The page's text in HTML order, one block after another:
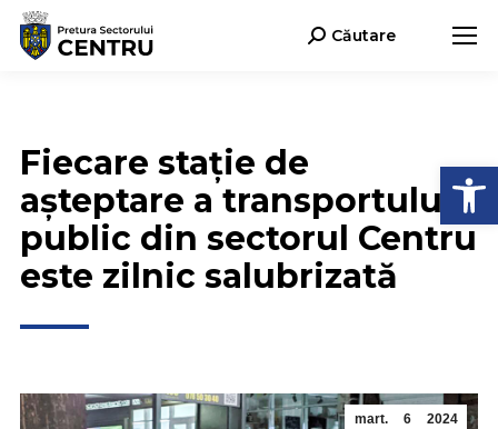
Search:Căutare
Fiecare stație de
așteptare a transportului
public din sectorul Centru
este zilnic salubrizată
mart. 6 2024